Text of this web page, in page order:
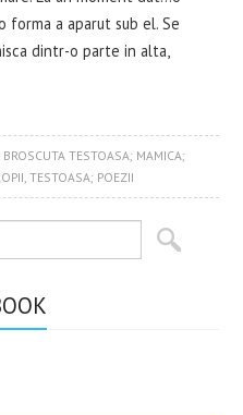
forma a aparut sub el. Se
dintr-o parte in alta,
BROSCUTA TESTOASA; MAMICA;
,TESTOASA; POEZII